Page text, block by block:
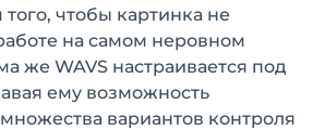
того, чтобы картинка не
на самом неровном
же WAVS настраивается под
ему возможность
вариантов контроля